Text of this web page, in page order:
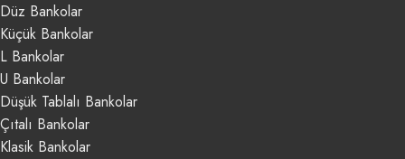
Düz Bankolar
Küçük Bankolar
L Bankolar
U Bankolar
Düşük Tablalı Bankolar
Çıtalı Bankolar
Klasik Bankolar